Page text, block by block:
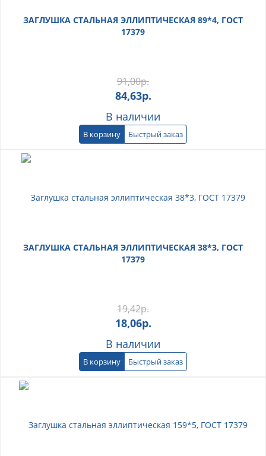
ЗАГЛУШКА СТАЛЬНАЯ ЭЛЛИПТИЧЕСКАЯ 89*4, ГОСТ
17379
91,00р.
84,63р.
В наличии
В корзину Быстрый заказ
ЗАГЛУШКА СТАЛЬНАЯ ЭЛЛИПТИЧЕСКАЯ 38*3, ГОСТ
17379
19,42р.
18,06р.
В наличии
В корзину Быстрый заказ